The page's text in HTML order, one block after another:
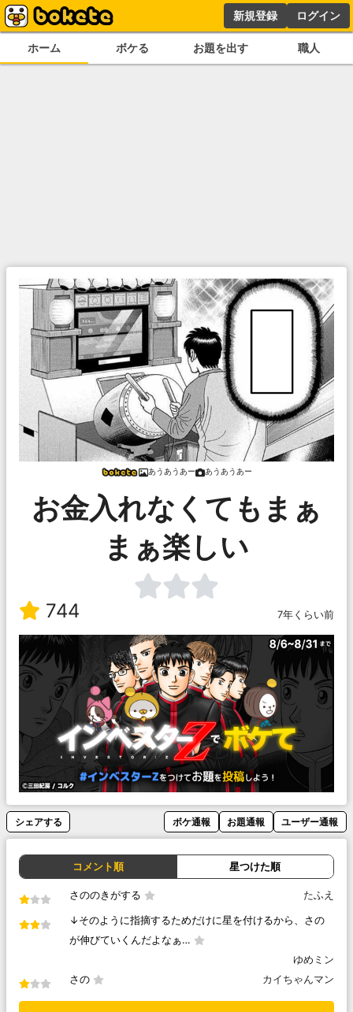
新規登録 ログイン
ホーム ボケる お題を出す 職人
あうあうあー あうあうあー
お金入れなくてもまぁ
まぁ楽しい
744 7年くらい前
シェアする ボケ通報 お題通報 ユーザー通報
コメント順 星つけた順
さののきがする たふえ
↓そのように指摘するためだけに星を付けるから、さの
が伸びていくんだよなぁ…
ゆめミン
さの
カイちゃんマン